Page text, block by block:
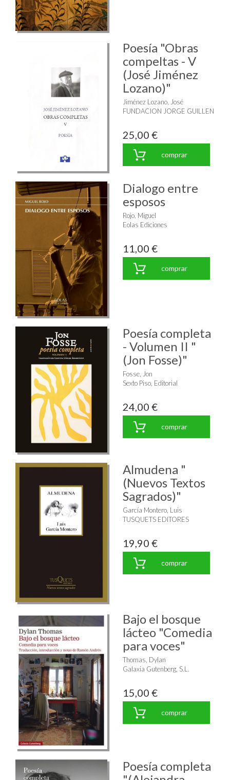
Poesía "Obras
compeltas - V
(José Jiménez
Lozano)"
Jiménez Lozano, José
FUNDACION JORGE GUILLEN
25,00 €
comprar
Dialogo entre
esposos
Rojo, Miguel
Eolas Ediciones
11,00 €
comprar
Poesía completa
- Volumen II "
(Jon Fosse)"
Fosse, Jon
Sexto Piso, Editorial
24,00 €
comprar
Almudena "
(Nuevos Textos
Sagrados)"
García Montero, Luis
TUSQUETS EDITORES
19,90 €
comprar
Bajo el bosque
lácteo "Comedia
para voces"
Thomas, Dylan
Galaxia Gutenberg, S.L.
15,00 €
comprar
Poesía completa